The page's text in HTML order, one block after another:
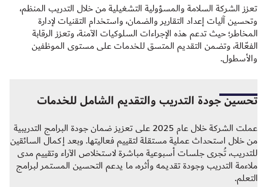
تعزز الشركة السلامة والمسؤولية التشغيلية من خلال التدريب المنظم،
وتحسين آليات إعداد التقارير والضمان، واستخدام التقنيات لإدارة
المخاطر؛ حيث تدعم هذه الإجراءات السلوكيات الآمنة، وتعزز الرقابة
الفعّالة، وتضمن التقديم المتسق للخدمات على مستوى الموظفين
والأسطول.
تحسين جودة التدريب والتقديم الشامل للخدمات
عملت الشركة خلال عام 2025 على تعزيز ضمان جودة البرامج التدريبية
من خلال استحداث عملية مستقلة لتقييم فعاليتها. وبعد إكمال السائقين
للتدريب، تُجرى جلسات أسبوعية مباشرة لاستخلاص الآراء وتقييم مدى
ملاءمة التدريب وجودة تقديمه وأثره، ما يدعم التحسين المستمر لبرامج
التعلم.